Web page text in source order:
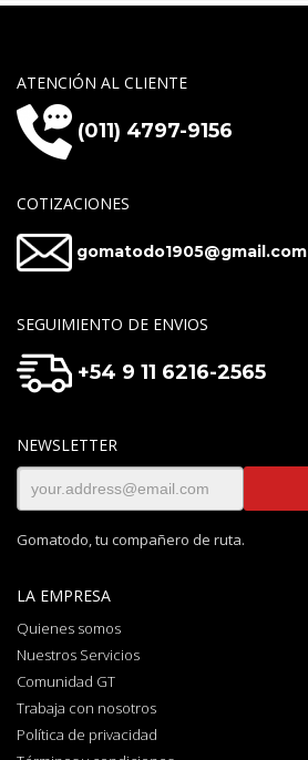
ATENCIÓN AL CLIENTE
(011) 4797-9156
COTIZACIONES
gomatodo1905@gmail.com
SEGUIMIENTO DE ENVIOS
+54 9 11 6216-2565
NEWSLETTER
Gomatodo, tu compañero de ruta.
LA EMPRESA
Quienes somos
Nuestros Servicios
Comunidad GT
Trabaja con nosotros
Política de privacidad